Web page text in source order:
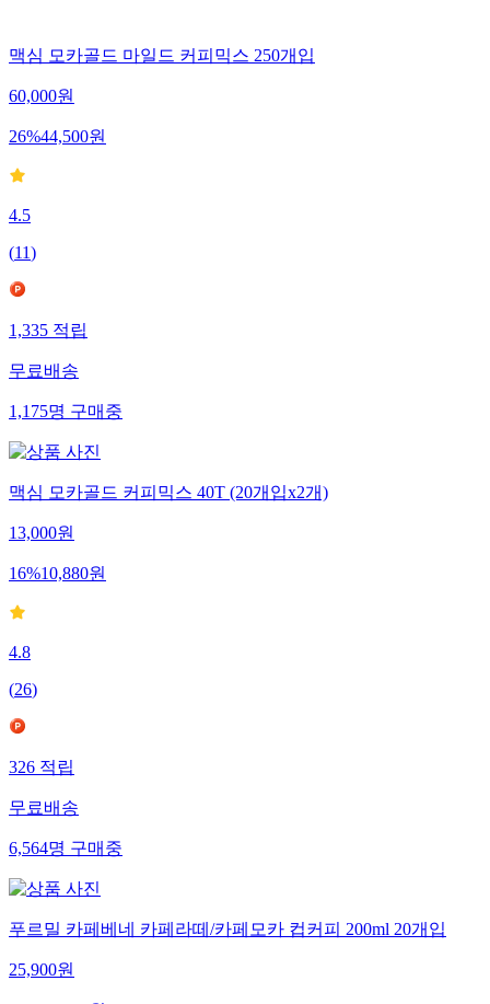
맥심 모카골드 마일드 커피믹스 250개입
60,000원
26%44,500원
4.5
(11)
1,335적립
무료배송
1,175명구매중
맥심 모카골드 커피믹스 40T (20개입x2개)
13,000원
16%10,880원
4.8
(26)
326적립
무료배송
6,564명구매중
푸르밀 카페베네 카페라떼/카페모카 컵커피 200ml 20개입
25,900원